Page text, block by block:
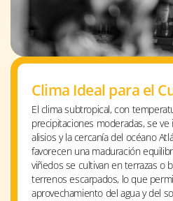
Clima Ideal para el
El clima subtropical, con
precipitaciones moderadas, se
alisios y la cercanía del océano
favorecen una maduración
viñedos se cultivan en terrazas o
terrenos escarpados, lo que
aprovechamiento del agua y del